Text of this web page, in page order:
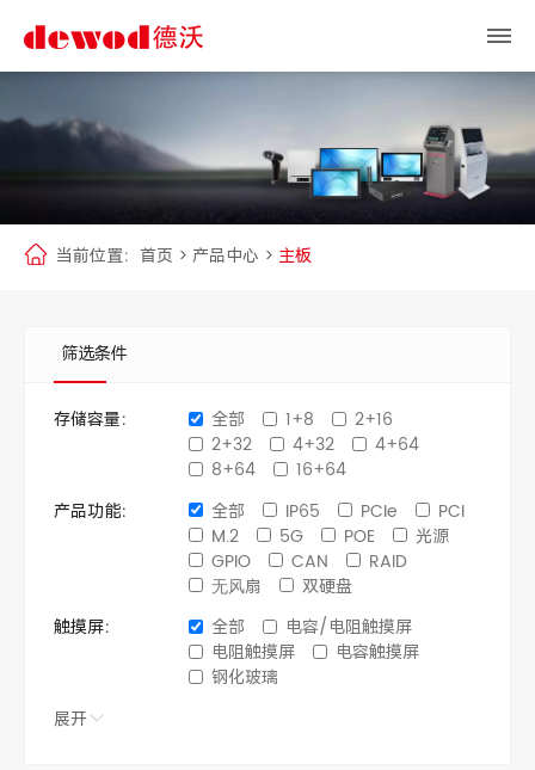
当前位置： 首页 > 产品中心 > 主板
筛选条件
存储容量： 全部 1+8
2+16
2+32
4+32
4+64
8+64
16+64
产品功能：
全部 IP65 PCIe
PCI
M.2
5G POE
光源
GPIO
CAN
RAID
⽆⻛扇
双硬盘
触摸屏：
全部
电容/电阻触摸屏
电阻触摸屏
电容触摸屏
钢化玻璃
展开